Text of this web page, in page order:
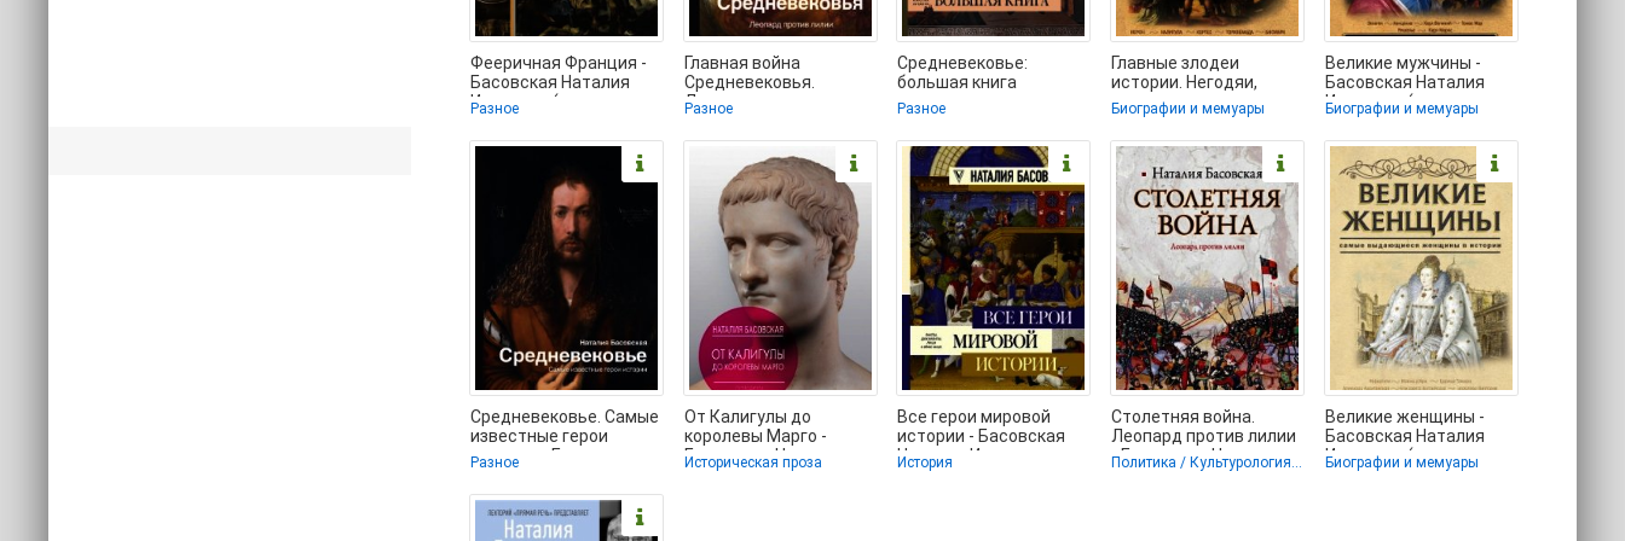
Фееричная Франция -
Басовская Наталия
Ивановна (читать
бесплатно
Разное
Главная война
Средневековья.
Леопард против лилии
Ивановна
Разное
Средневековье:
большая книга
истории, искусства,
Басовская Наталия
Разное
Главные злодеи
истории. Негодяи,
которые изменили
историю - Басовская
Наталия
Биографии и мемуары
Великие мужчины -
Басовская Наталия
Ивановна (читать
полные книги онлайн
Биографии и мемуары
Средневековье. Самые
известные герои
истории - Басовская
Разное
От Калигулы до
королевы Марго -
Басовская Наталия
Ивановна (читаем
Историческая проза
Все герои мировой
истории - Басовская
Наталия Ивановна
(бесплатная
История
Столетняя война.
Леопард против лилии
- Басовская Наталия
Ивановна (читать
Политика / Культурология / История
Великие женщины -
Басовская Наталия
Ивановна (читать
книги полные .txt) 📗
Биографии и мемуары